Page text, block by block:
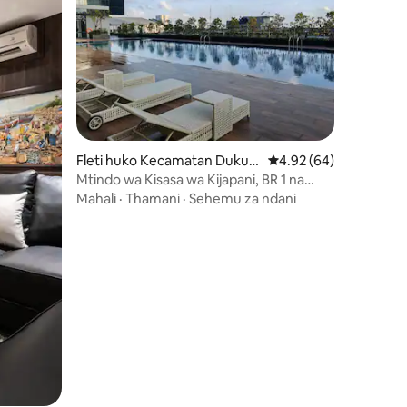
27
Fleti huko Kecamatan Dukuh
pakis
Ukadiriaji wa wastani
4.92 (64)
Mtindo wa Kisasa wa Kijapani, BR 1 na
Mandhari ya ajabu ya Jiji
Mahali · Thamani · Sehemu za ndani